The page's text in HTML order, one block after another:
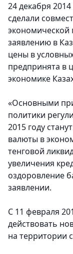
24 декабря
сделали
экономической
заявлению в
цены в
предпринята в
экономике
«Основными
политики
2015 году
валюты в
тенговой
увеличения
оздоровление
заявлении.
С 11 февраля
действовать
на территории